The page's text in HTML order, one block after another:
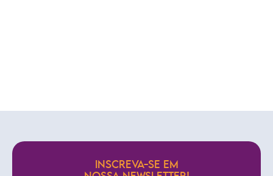
INSCREVA-SE EM